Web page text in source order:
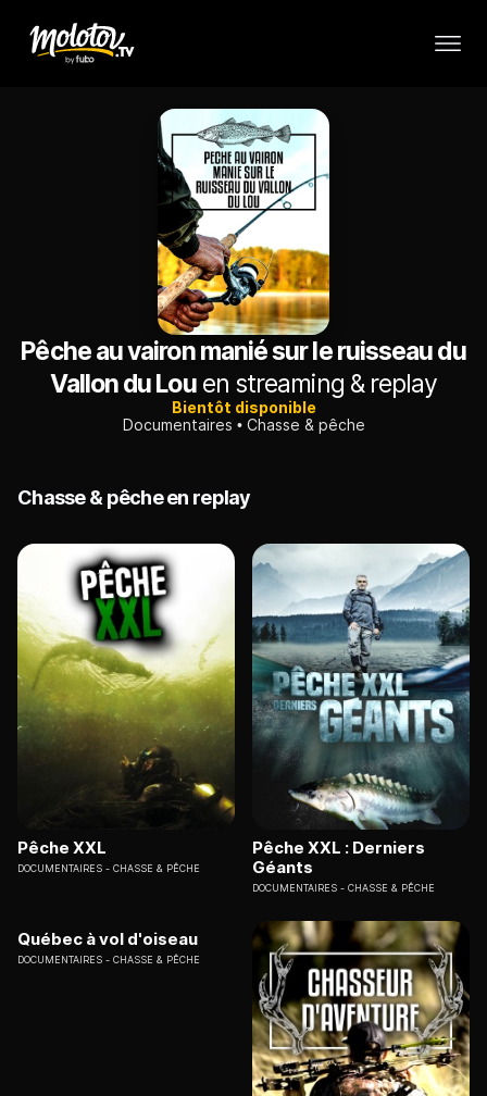
Pêche au vairon manié sur le ruisseau du
Vallon du Louen streaming & replay
Bientôt disponible
Documentaires
Chasse & pêche
Chasse & pêche en replay
Pêche XXL
DOCUMENTAIRES CHASSE & PÊCHE
Pêche XXL : Derniers
Géants
DOCUMENTAIRES CHASSE & PÊCHE
Québec à vol d'oiseau
DOCUMENTAIRES CHASSE & PÊCHE